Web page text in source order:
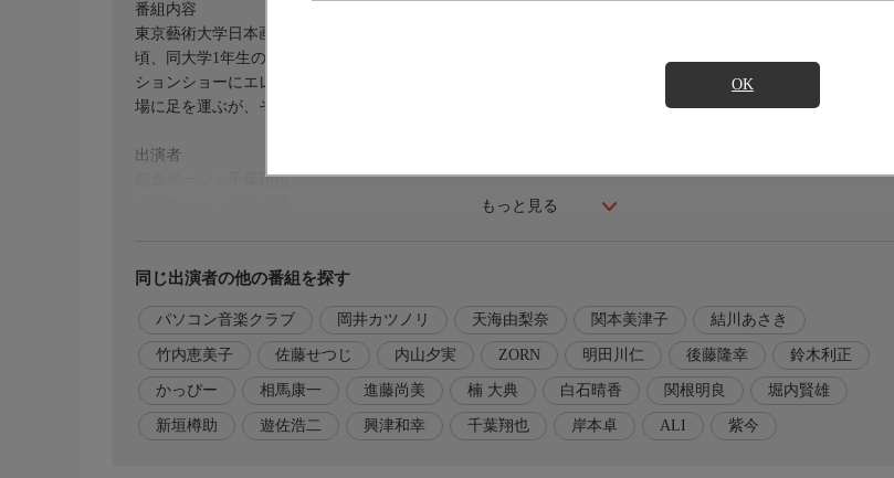
OK
もっと見る
番組内容
東京藝術大学日本画科に現役合格し、奨学金で進学したエレン。エレンが4年生になり卒業制作に取り掛かる
頃、同大学1年生の岸あかりは日本画科教授・真城からエレンの話を聞き、自身がモデルとして出演するファッ
ションショーにエレンを強引に誘う。そのファッションショーの主催団体の代表が光一だと知ったエレンは会
場に足を運ぶが、そこで初めてあかりのウォーキングを目にして――。
出演者
朝倉光一ジ：千葉翔也
柳 一：遊佐浩二
冬月慎太郎：堀内賢雄
朱音優子：結川あさき
岸あかり：関根明良
園宮千晶：白石晴香
園宮万作：楠 大典
同じ出演者の他の番組を探す
パソコン音楽クラブ 岡井カツノリ 天海由梨奈 関本美津子 結川あさき
竹内恵美子 佐藤せつじ 内山夕実 ZORN 明田川仁 後藤隆幸 鈴木利正
かっぴー 相馬康一 進藤尚美 楠 大典 白石晴香 関根明良 堀内賢雄
新垣樽助 遊佐浩二 興津和幸 千葉翔也 岸本卓 ALI 紫今